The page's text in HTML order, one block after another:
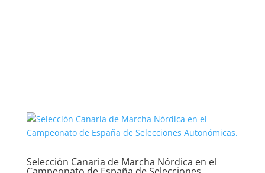
Selección Canaria de Marcha Nórdica en el